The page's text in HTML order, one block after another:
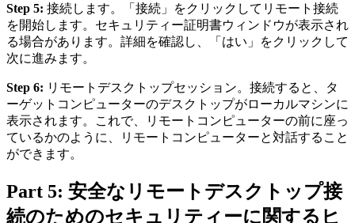
Step 5: 接続します。「接続」をクリックしてリモート接続
を開始します。セキュリティー証明書ウィンドウが表示され
る場合があります。詳細を確認し、「はい」をクリックして
次に進みます。
Step 6: リモートデスクトップセッション。接続すると、タ
ーゲットコンピューターのデスクトップがローカルマシンに
表示されます。これで、リモートコンピューターの前に座っ
ているかのように、リモートコンピューターと対話すること
ができます。
Part 5: 安全なリモートデスクトップ接
続のためのセキュリティーに関するヒ